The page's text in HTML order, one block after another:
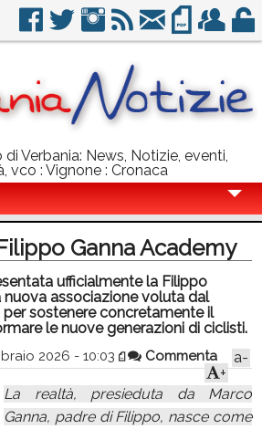
Verbania: News, Notizie, eventi,
vco : Vignone : Cronaca
Ganna Academy
ufficialmente la Filippo
nuova associazione voluta dal
sostenere concretamente il
le nuove generazioni di ciclisti.
2026 - 10:03 Commenta
a-
+
La realtà, presieduta da Marco
Ganna, padre di Filippo, nasce come